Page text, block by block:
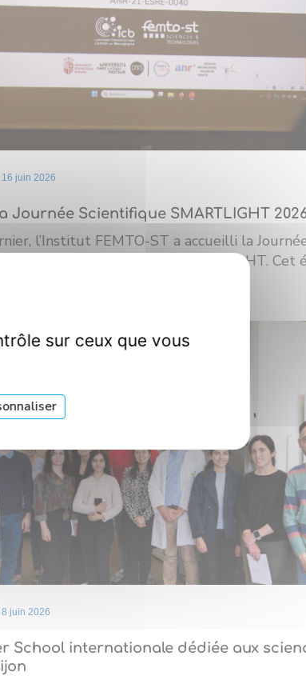
16 juin 2026
Journée Scientifique SMARTLIGHT
l’Institut FEMTO-ST a accueilli la
de la plateforme SMARTLIGHT. Cet
8 juin 2026
School internationale dédiée aux
sur ceux que vous